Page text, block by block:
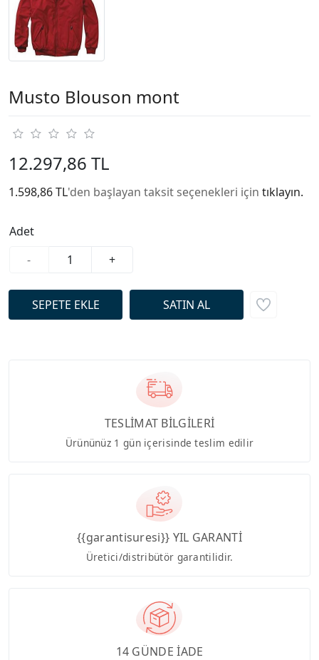
Musto Blouson mont
12.297,86 TL
1.598,86 TL'den başlayan taksit seçenekleri için tıklayın.
Adet
-
+
TESLİMAT BİLGİLERİ
Ürününüz 1 gün içerisinde teslim edilir
{{garantisuresi}} YIL GARANTİ
Üretici/distribütör garantilidir.
14 GÜNDE İADE